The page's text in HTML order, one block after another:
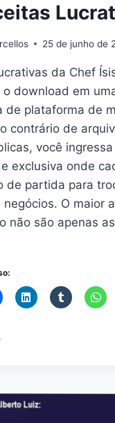
25 de junho de
da Chef
download em
de plataforma de
contrário de
você
exclusiva onde
de partida para
negócios. O maior
não são apenas